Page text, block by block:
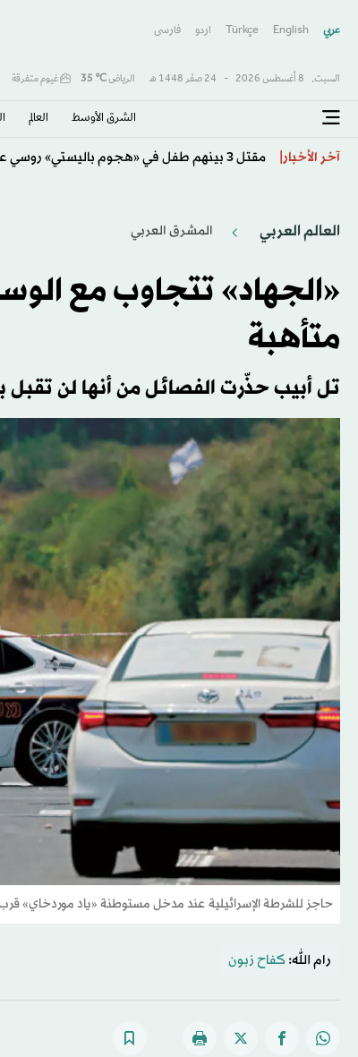
عربي English
Türkçe اردو فارسى
السبت, 8 أغسطس 2026 - 24 صفَر 1448 هـ الرياض℃
35 غيوم متفرقة
الشرق الأوسط​ العالم
آخر الأخبار
العالم العربي المشرق العربي
«الجهاد» تتجاوب مع
متأهبة
تل أبيب حذّرت الفصائل من أنها لن
حاجز للشرطة الإسرائيلية عند مدخل مستوطنة «ياد موردخاي»
رام الله: كفاح زبون